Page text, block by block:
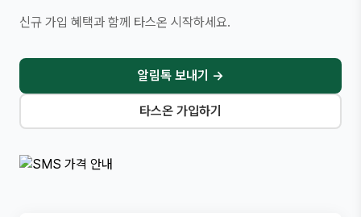
신규 가입 혜택과 함께 타스온 시작하세요.
알림톡 보내기 →
타스온 가입하기